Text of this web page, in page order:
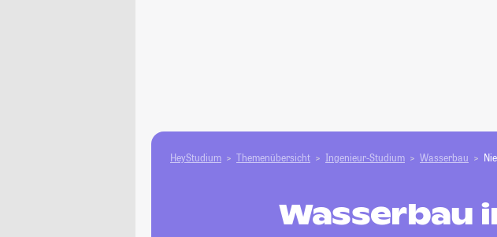
HeyStudium Themenübersicht Ingenieur-Studium Wasserbau
Wasserbau